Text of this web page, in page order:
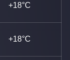
+18°C
+18°C